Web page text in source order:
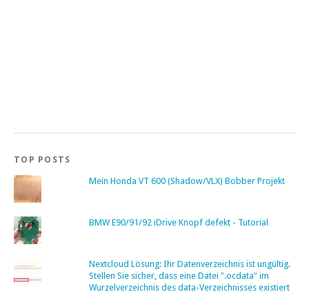
TOP POSTS
Mein Honda VT 600 (Shadow/VLX) Bobber Projekt
BMW E90/91/92 iDrive Knopf defekt - Tutorial
Nextcloud Lösung: Ihr Datenverzeichnis ist ungültig.
Stellen Sie sicher, dass eine Datei ".ocdata" im
Wurzelverzeichnis des data-Verzeichnisses existiert